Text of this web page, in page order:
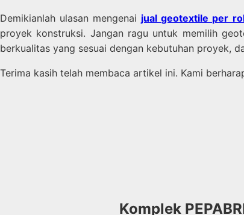
Demikianlah ulasan mengenai jual geotextile per
proyek konstruksi. Jangan ragu untuk memilih
berkualitas yang sesuai dengan kebutuhan proyek,
Terima kasih telah membaca artikel ini. Kami
Komplek